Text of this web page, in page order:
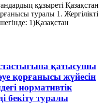
құзыреті Қазақстан
туралы 1. Жергілікті
1)Қазақстан
қатысушы
қорғанысы жүйесін
нормативтік
бекіту туралы